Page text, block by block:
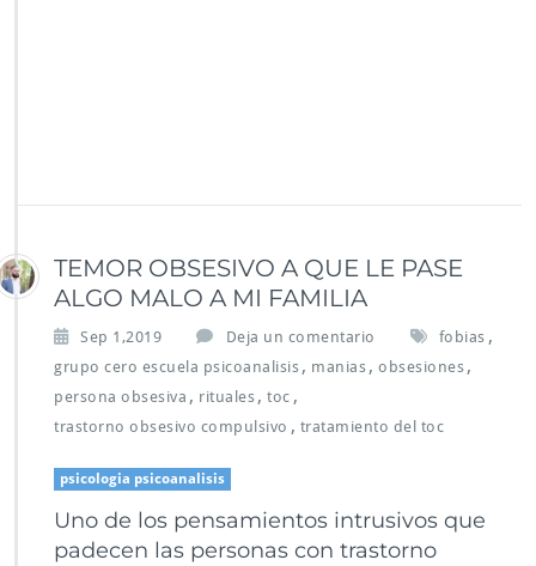
TEMOR OBSESIVO A QUE LE PASE
ALGO MALO A MI FAMILIA
Sep 1,2019 Deja un comentario fobias ,
grupo cero escuela psicoanalisis , manias , obsesiones ,
persona obsesiva , rituales , toc ,
trastorno obsesivo compulsivo , tratamiento del toc
psicologia psicoanalisis
Uno de los pensamientos intrusivos que
padecen las personas con trastorno